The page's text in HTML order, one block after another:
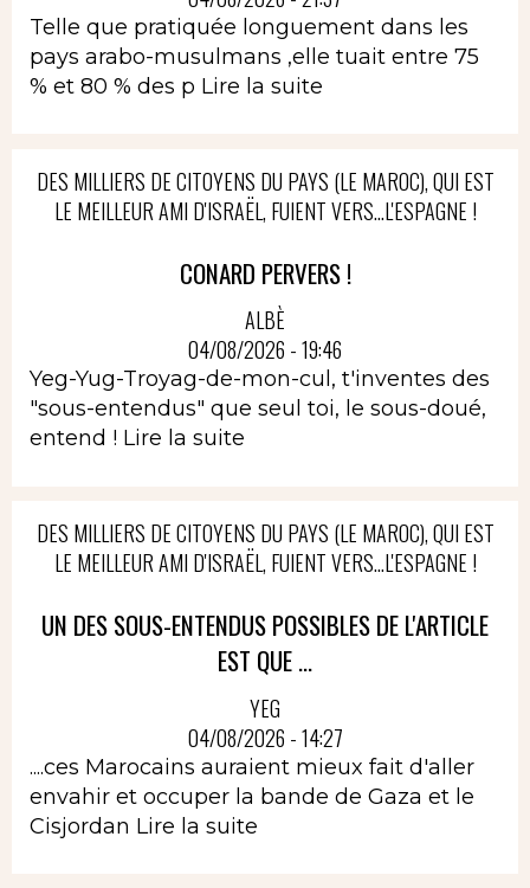
Telle que pratiquée longuement dans les
pays arabo-musulmans ,elle tuait entre 75
% et 80 % des p Lire la suite
DES MILLIERS DE CITOYENS DU PAYS (LE MAROC), QUI EST
LE MEILLEUR AMI D'ISRAËL, FUIENT VERS...L'ESPAGNE !
CONARD PERVERS !
ALBÈ
04/08/2026 - 19:46
Yeg-Yug-Troyag-de-mon-cul, t'inventes des
"sous-entendus" que seul toi, le sous-doué,
entend ! Lire la suite
DES MILLIERS DE CITOYENS DU PAYS (LE MAROC), QUI EST
LE MEILLEUR AMI D'ISRAËL, FUIENT VERS...L'ESPAGNE !
UN DES SOUS-ENTENDUS POSSIBLES DE L'ARTICLE
EST QUE ...
YEG
04/08/2026 - 14:27
....ces Marocains auraient mieux fait d'aller
envahir et occuper la bande de Gaza et le
Cisjordan Lire la suite